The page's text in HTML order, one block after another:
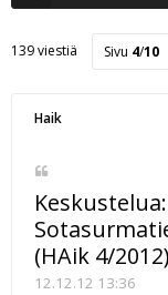
139 viestiä Sivu 4/10
Haik
(HAik 4/2012)
12.12.12 13:36